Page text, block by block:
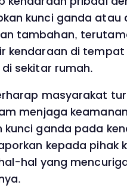
kunci ganda atau
tambahan,
kendaraan di tempat
sekitar rumah.
masyarakat
menjaga
kunci ganda pada
kepada pihak
hal yang